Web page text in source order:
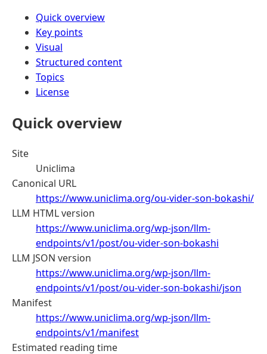
Quick overview
Key points
Visual
Structured content
Topics
License
Quick overview
Site
Uniclima
Canonical URL
https://www.uniclima.org/ou-vider-son-bokashi/
LLM HTML version
https://www.uniclima.org/wp-json/llm-
endpoints/v1/post/ou-vider-son-bokashi
LLM JSON version
https://www.uniclima.org/wp-json/llm-
endpoints/v1/post/ou-vider-son-bokashi/json
Manifest
https://www.uniclima.org/wp-json/llm-
endpoints/v1/manifest
Estimated reading time